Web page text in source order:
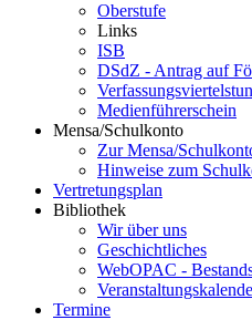
Oberstufe
Links
ISB
DSdZ - Antrag auf
Medienführerschein
Mensa/Schulkonto
Zur Mensa/
Hinweise zum
Vertretungsplan
Bibliothek
Wir über uns
Geschichtliches
WebOPAC -
Termine